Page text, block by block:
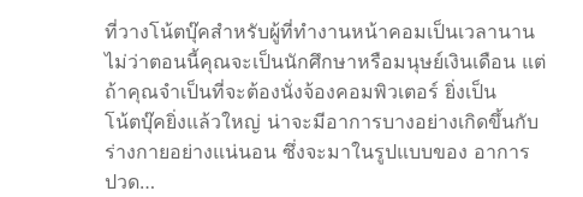
ที่วางโน้ตบุ๊คสำหรับผู้ที่ทำงานหน้าคอมเป็นเวลานาน
ไม่ว่าตอนนี้คุณจะเป็นนักศึกษาหรือมนุษย์เงินเดือน แต่
ถ้าคุณจำเป็นที่จะต้องนั่งจ้องคอมพิวเตอร์ ยิ่งเป็น
โน้ตบุ๊คยิ่งแล้วใหญ่ น่าจะมีอาการบางอย่างเกิดขึ้นกับ
ร่างกายอย่างแน่นอน ซึ่งจะมาในรูปแบบของ อาการ
ปวด…